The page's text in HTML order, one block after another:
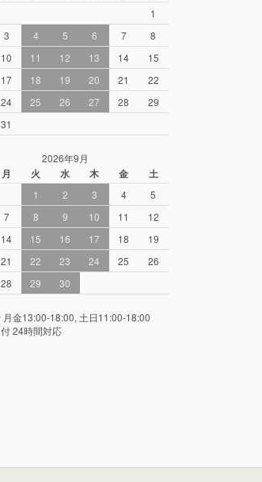
1
3 4 5 6 7
8
10 11 12 13 14
15
17 18 19 20 21
22
24 25 26 27 28
29
31
2026年9月
月 火 水 木 金
土
1
2 3 4
5
7 8 9 10 11
12
14 15 16 17 18
19
21 22 23 24 25
26
28 29 30
月金13:00-18:00, 土日11:00-18:00
24時間対応